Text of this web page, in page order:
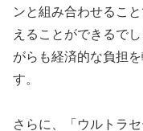
ンと組み合わせるこ
えることができるで
がらも経済的な負担
す。
さらに、「ウルトラ